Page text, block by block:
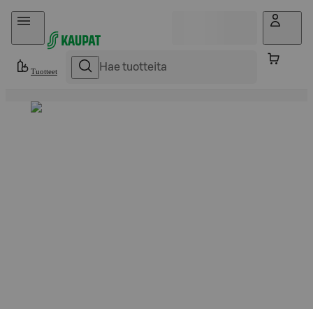
Hyppää sisältöön
Tuotteet